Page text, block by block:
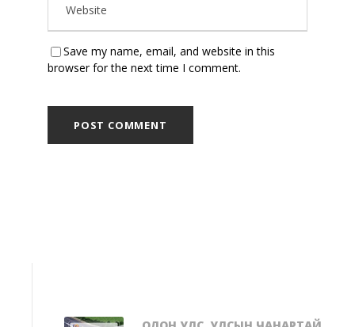
Save my name, email, and website in this
browser for the next time I comment.